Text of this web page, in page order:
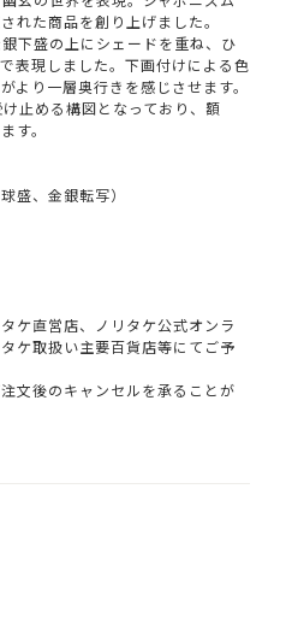
れた商品を創り上げました。
下盛の上にシェードを重ね、ひ
表現しました。下画付けによる色
より一層奥行きを感じさせます。
止める構図となっており、額
す。
盛、金銀転写）
ケ直営店、ノリタケ公式オンラ
ケ取扱い主要百貨店等にてご予
文後のキャンセルを承ることが